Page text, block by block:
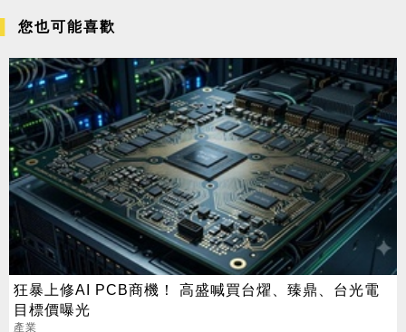
您也可能喜歡
狂暴上修AI PCB商機！ 高盛喊買台燿、臻鼎、台光電
目標價曝光
產業